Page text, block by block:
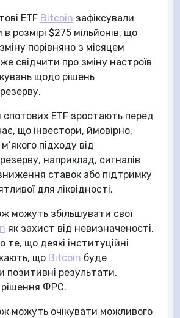
ETF Bitcoin зафіксували
розмірі $275 мільйонів, що
порівняно з місяцем
свідчити про зміну настроїв
щодо рішень
ETF зростають перед
що інвестори, ймовірно,
підходу від
наприклад, сигналів
ставок або підтримку
для ліквідності.
можуть збільшувати свої
як захист від невизначеності.
те, що деякі інституційні
що Bitcoin буде
позитивні результати,
ФРС.
можуть очікувати можливого